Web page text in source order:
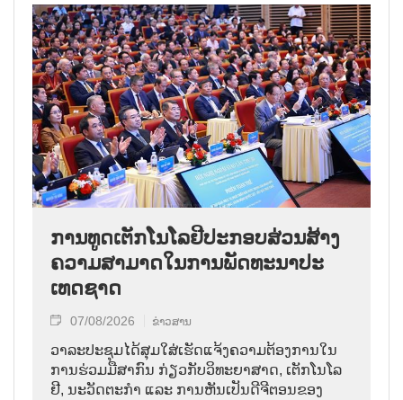
ການ​ທູດ​ເຕັກ​ໂນ​ໂລ​ຢີ​ປະ​ກອບ​ສ່ວນ​ສ້າງ​
ຄວາມ​ສາ​ມາດ​ໃນ​ການ​ພັດ​ທະ​ນາ​ປະ​
ເທດ​ຊາດ
07/08/2026 ຂ່າວສານ
ວາ​ລະ​ປະ​ຊຸມ​ໄດ້​ສຸມ​ໃສ່​ເຮັດ​ແຈ້ງ​ຄວາມ​ຕ້ອງ​ການ​ໃນ​
ການ​ຮ່ວມ​ມື​ສາ​ກົນ ກ່ຽວ​ກັບ​ວິ​ທະ​ຍາ​ສາດ, ເຕັກ​ໂນ​ໂລ​
ຢີ, ນະ​ວັດ​ຕະ​ກຳ ແລະ ການ​ຫັນ​ເປັນ​ດີ​ຈີ​ຕອນ​ຂອງ